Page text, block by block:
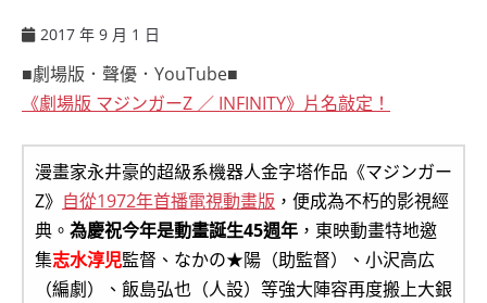
2017 年 9 月 1 日
■劇場版．聲優．YouTube■
《劇場版 マジンガーZ ／ INFINITY》片名敲定！
漫畫家永井豪的超級系機器人金字塔作品《マジンガー
Z》 自從1972年首播電視動畫版 ，便成為不朽的影視經
典。 為慶祝今年是動畫誕生45週年 ，東映動畫特地邀
集志水淳児監督、なかの★陽（助監督）、小沢高広
（編劇）、飯島弘也（人設）等強大陣容再度搬上大銀